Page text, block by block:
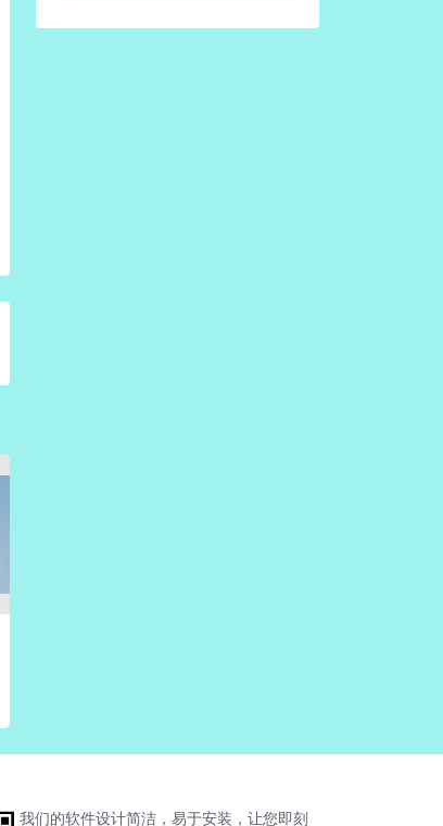
我们的软件设计简洁，易于安装，让您即刻